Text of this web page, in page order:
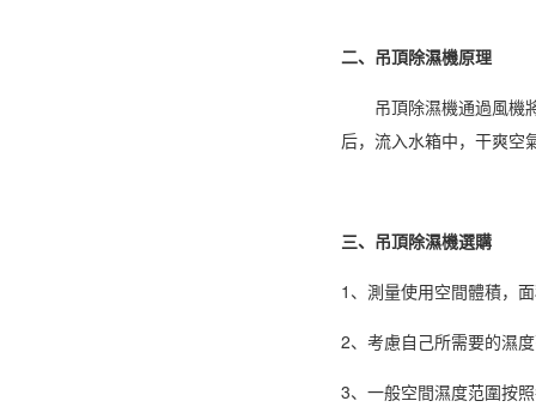
二、吊頂除濕機原理
吊頂除濕機通過風機
后，流入水箱中，干爽空
三、吊頂除濕機選購
1、測量使用空間體積，
2、考慮自己所需要的濕
3、一般空間濕度范圍按